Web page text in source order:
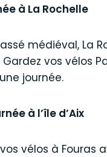
à La Rochelle
médiéval, La
vos vélos
journée.
à l’île d’Aix
vélos à Fouras